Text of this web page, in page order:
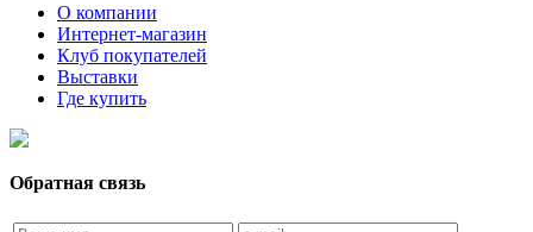
О компании
Интернет-магазин
Клуб покупателей
Выставки
Где купить
Обратная связь